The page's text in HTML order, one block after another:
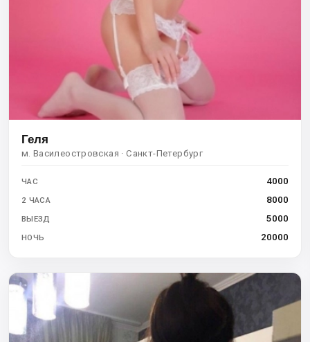
Геля
м. Василеостровская · Санкт-Петербург
ЧАС 4000
2 ЧАСА 8000
ВЫЕЗД 5000
НОЧЬ 20000